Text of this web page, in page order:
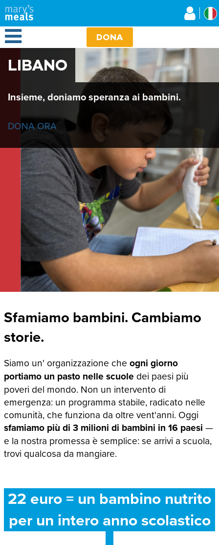
Salta
al
contenuto
principale
Open Menu DONA
LIBANO
Insieme, doniamo speranza ai bambini.
DONA ORA
Sfamiamo bambini. Cambiamo
storie.
Siamo un' organizzazione che ogni giorno
portiamo un pasto nelle scuole dei paesi più
poveri del mondo. Non un intervento di
emergenza: un programma stabile, radicato nelle
comunità, che funziona da oltre vent'anni. Oggi
sfamiamo più di 3 milioni di bambini in 16 paesi —
e la nostra promessa è semplice: se arrivi a scuola,
trovi qualcosa da mangiare.
22 euro = un bambino nutrito
per un intero anno scolastico